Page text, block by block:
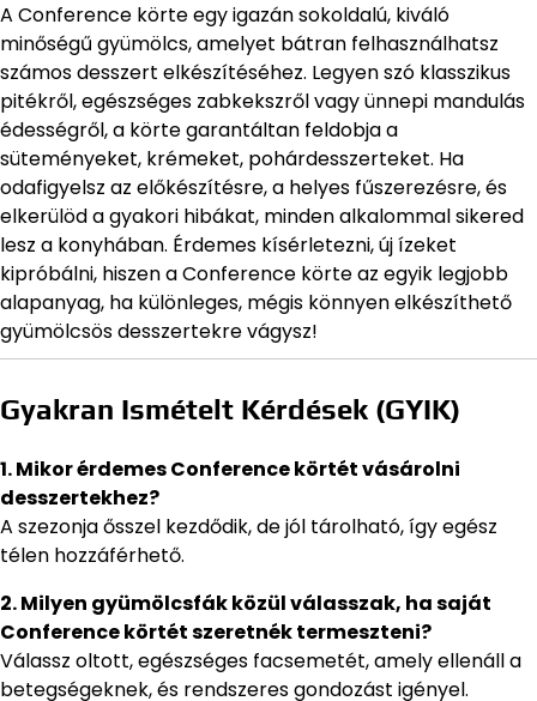
A Conference körte egy igazán sokoldalú, kiváló
minőségű gyümölcs, amelyet bátran felhasználhatsz
számos desszert elkészítéséhez. Legyen szó klasszikus
pitékről, egészséges zabkekszről vagy ünnepi mandulás
édességről, a körte garantáltan feldobja a
süteményeket, krémeket, pohárdesszerteket. Ha
odafigyelsz az előkészítésre, a helyes fűszerezésre, és
elkerülöd a gyakori hibákat, minden alkalommal sikered
lesz a konyhában. Érdemes kísérletezni, új ízeket
kipróbálni, hiszen a Conference körte az egyik legjobb
alapanyag, ha különleges, mégis könnyen elkészíthető
gyümölcsös desszertekre vágysz!
Gyakran Ismételt Kérdések (GYIK)
1. Mikor érdemes Conference körtét vásárolni
desszertekhez?
A szezonja ősszel kezdődik, de jól tárolható, így egész
télen hozzáférhető.
2. Milyen gyümölcsfák közül válasszak, ha saját
Conference körtét szeretnék termeszteni?
Válassz oltott, egészséges facsemetét, amely ellenáll a
betegségeknek, és rendszeres gondozást igényel.